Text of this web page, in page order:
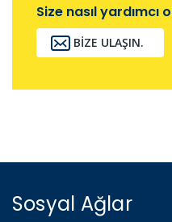
Size nasıl yardımcı
BIZE ULAŞIN.
Sosyal Ağlar